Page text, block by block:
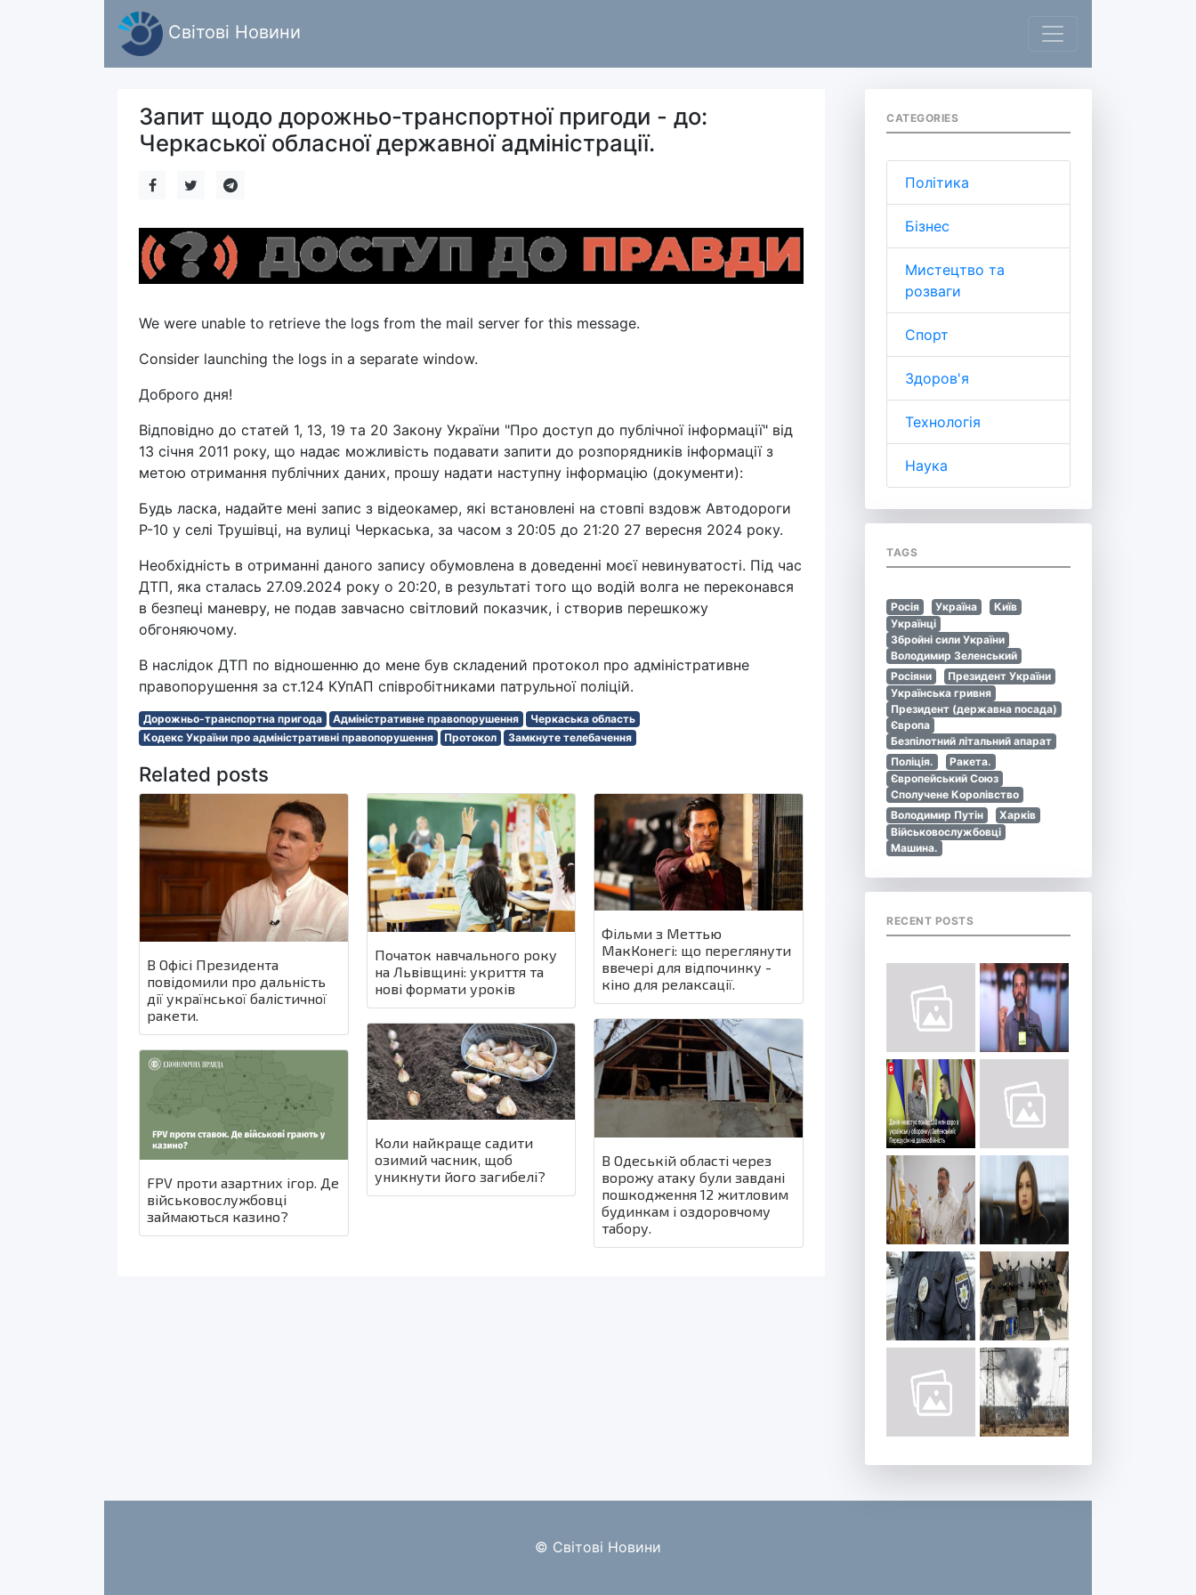
Світові Новини
Запит щодо дорожньо-транспортної пригоди - до:
Черкаської обласної державної адміністрації.
We were unable to retrieve the logs from the mail server for this message.
Consider launching the logs in a separate window.
Доброго дня!
Відповідно до статей 1, 13, 19 та 20 Закону України "Про доступ до публічної інформації" від
13 січня 2011 року, що надає можливість подавати запити до розпорядників інформації з
метою отримання публічних даних, прошу надати наступну інформацію (документи):
Будь ласка, надайте мені запис з відеокамер, які встановлені на стовпі вздовж Автодороги
Р-10 у селі Трушівці, на вулиці Черкаська, за часом з 20:05 до 21:20 27 вересня 2024 року.
Необхідність в отриманні даного запису обумовлена в доведенні моєї невинуватості. Під час
ДТП, яка сталась 27.09.2024 року о 20:20, в результаті того що водій волга не переконався
в безпеці маневру, не подав завчасно світловий показчик, і створив перешкожу
обгоняючому.
В наслідок ДТП по відношенню до мене був складений протокол про адміністративне
правопорушення за ст.124 КУпАП співробітниками патрульної поліцій.
Дорожньо-транспортна пригода Адміністративне правопорушення
Черкаська область
Кодекс України про адміністративні правопорушення
Протокол Замкнуте телебачення
Related posts
В Офісі Президента
повідомили про дальність
дії української балістичної
ракети.
FPV проти азартних ігор. Де
військовослужбовці
займаються казино?
Початок навчального року
на Львівщині: укриття та
нові формати уроків
Коли найкраще садити
озимий часник, щоб
уникнути його загибелі?
Фільми з Меттью
МакКонегі: що переглянути
ввечері для відпочинку -
кіно для релаксації.
В Одеській області через
ворожу атаку були завдані
пошкодження 12 житловим
будинкам і оздоровчому
табору.
CATEGORIES
Політика
Бізнес
Мистецтво та
розваги
Спорт
Здоров'я
Технологія
Наука
TAGS
Росія Україна
Київ
Українці
Збройні сили України
Володимир Зеленський
Росіяни
Президент України
Українська гривня
Президент (державна посада)
Європа
Безпілотний літальний апарат
Поліція.
Ракета.
Європейський Союз
Сполучене Королівство
Володимир Путін
Харків
Військовослужбовці
Машина.
RECENT POSTS
© Світові Новини